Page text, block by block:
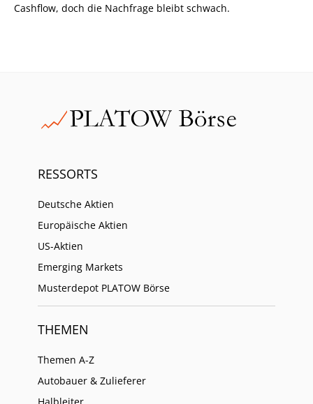
Cashflow, doch die Nachfrage bleibt schwach.
RESSORTS
Deutsche Aktien
Europäische Aktien
US-Aktien
Emerging Markets
Musterdepot PLATOW Börse
THEMEN
Themen A-Z
Autobauer & Zulieferer